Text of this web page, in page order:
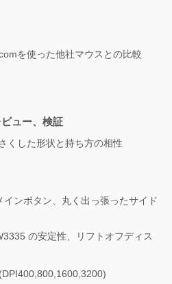
を使った他社マウスとの比較
ュー、検証
くした形状と持ち方の相性
ンボタン、丸く出っ張ったサイド
の安定性、リフトオフディス